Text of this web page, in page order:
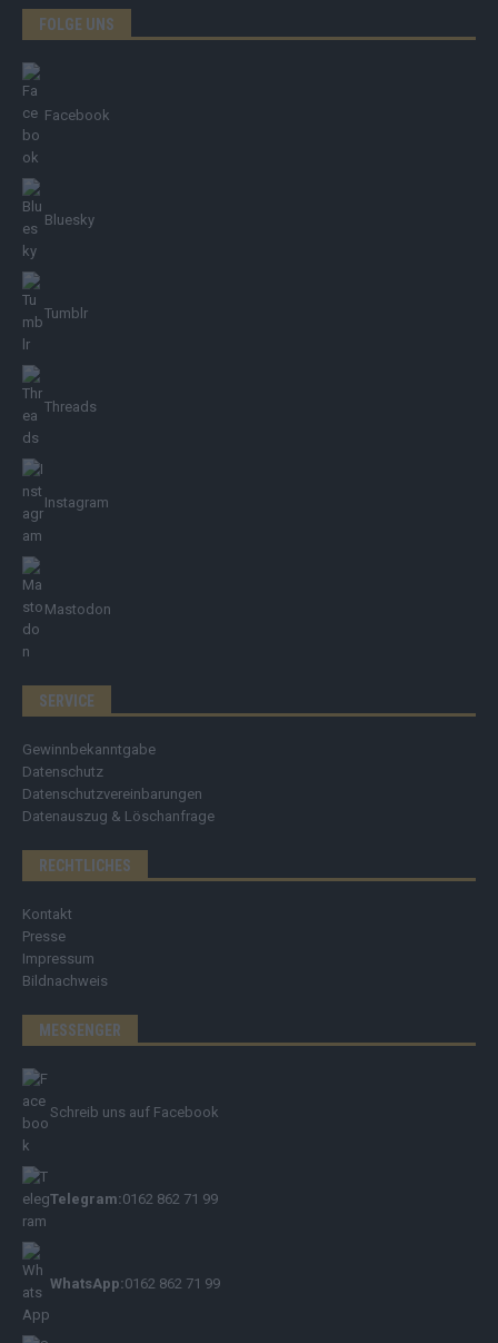
FOLGE UNS
Facebook
Bluesky
Tumblr
Threads
Instagram
Mastodon
SERVICE
Gewinnbekanntgabe
Datenschutz
Datenschutzvereinbarungen
Datenauszug & Löschanfrage
RECHTLICHES
Kontakt
Presse
Impressum
Bildnachweis
MESSENGER
Schreib uns auf Facebook
Telegram:0162 862 71 99
WhatsApp:0162 862 71 99